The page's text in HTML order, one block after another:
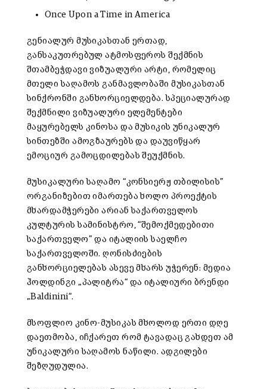
Once Upon a Time in America
გენიალურ მუსიკასთან ერთად,
განსაკუთრებულ ატმოსფეროს შექმნის
შთამბეჭდავი ვიზუალური არტი, რომელიც
მთელი საღამოს განმავლობაში მუსიკასთან
სინქრონში განხორციელდება. სპეციალურად
შექმნილი ვიზუალური ელემენტები
მაყურებელს კინოსა და მუსიკის უნიკალურ
სინთეზში ამოგზაურებს და დაუვიწყარ
ემოციურ გამოცდილებას შეუქმნის.
მუსიკალური საღამო “კონსიერჟ თბილისის”
ორგანიზებით იმართება ხოლო პროექტის
მხარდამჭერები არიან საქართველოს
კულტურის სამინისტრო , “შემოქმედებითი
საქართველო”და იტალიის საელჩო
საქართველოში.ღონისძიების
განხორციელებას ასევე მხარს უჭერენ: მედია
ჰოლდინგი „პალიტრა“ და იტალიური ბრენდი
„Baldinini“.
მსოფლიო კინო-მუსიკას მხოლოდ ერთი დღე
დაეთმობა, იჩქარეთ რომ ტავადაც გახდეთ ამ
უნიკალური საღამოს ნაწილი. ადგილები
შეზღუდულია.